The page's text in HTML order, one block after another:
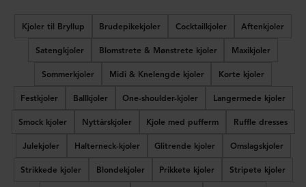
Kjoler til Bryllup Brudepikekjoler Cocktailkjoler Aftenkjoler
Satengkjoler Blomstrete & Mønstrete kjoler Maxikjoler
Sommerkjoler Midi & Knelengde kjoler Korte kjoler
Festkjoler Ballkjoler One-shoulder-kjoler Langermede kjoler
Smock kjoler Nyttårskjoler Kjole med pufferm Ruffle dresses
Julekjoler Halterneck-kjoler Glitrende kjoler Omslagskjoler
Strikkede kjoler Blondekjoler Prikkete kjoler Stripete kjoler